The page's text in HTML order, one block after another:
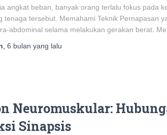
angkat beban, banyak orang terlalu fokus pada
tenaga tersebut. Memahami Teknik Pernapasan
abdominal selama melakukan gerakan berat.
6 bulan yang lalu
Neuromuskular:
Sinapsis